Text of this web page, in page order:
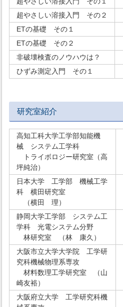
超やさしい溶接入門 その２
ETの基礎 その１
ETの基礎 その２
非破壊検査のノウハウは？
ひずみ測定入門 その１
研究室紹介
高知工科大学工学部知能機
械 システム工学科
トライボロジー研究室（高
坪純治）
日本大学 工学部 機械工学
科 横田研究室
（横田 理）
静岡大学工学部 システム工
学科 光電システム分野
林研究室 （林 康久）
大阪市立大学大学院 工学研
究科機械物理系専攻
材料数理工学研究室 （山
崎友裕）
大阪府立大学 工学研究科機